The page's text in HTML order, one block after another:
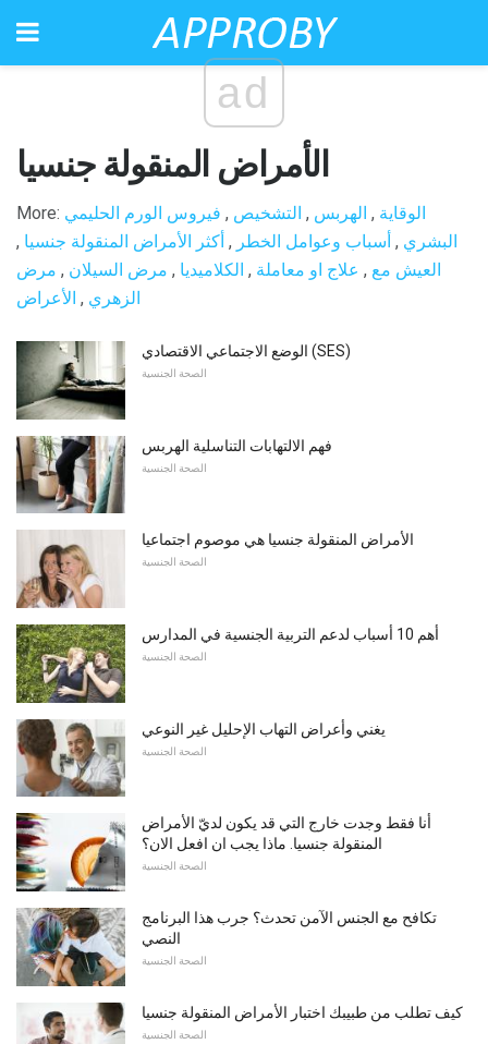
ad
الأمراض المنقولة جنسيا
More: الوقاية , الهربس , التشخيص , فيروس الورم الحليمي
البشري , أسباب وعوامل الخطر , أكثر الأمراض المنقولة جنسيا ,
العيش مع , علاج او معاملة , الكلاميديا , مرض السيلان , مرض
الزهري , الأعراض
الوضع الاجتماعي الاقتصادي (SES)
الصحة الجنسية
فهم الالتهابات التناسلية الهربس
الصحة الجنسية
الأمراض المنقولة جنسيا هي موصوم اجتماعيا
الصحة الجنسية
أهم 10 أسباب لدعم التربية الجنسية في المدارس
الصحة الجنسية
يغني وأعراض التهاب الإحليل غير النوعي
الصحة الجنسية
أنا فقط وجدت خارج التي قد يكون لديّ الأمراض
المنقولة جنسيا. ماذا يجب ان افعل الان؟
الصحة الجنسية
تكافح مع الجنس الآمن تحدث؟ جرب هذا البرنامج
النصي
الصحة الجنسية
كيف تطلب من طبيبك اختبار الأمراض المنقولة جنسيا
الصحة الجنسية